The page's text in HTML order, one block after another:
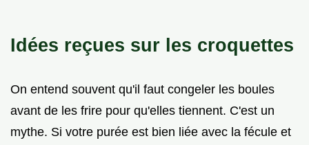
Idées reçues sur les croquettes
On entend souvent qu'il faut congeler les boules
avant de les frire pour qu'elles tiennent. C'est un
mythe. Si votre purée est bien liée avec la fécule et